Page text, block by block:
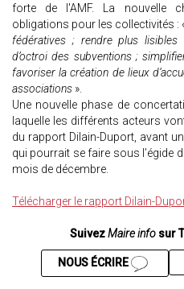
forte de l'AMF. La nouvelle
obligations pour les collectivités :
fédératives ; rendre plus
d’octroi des subventions ;
favoriser la création de lieux
associations ».
Une nouvelle phase de
laquelle les différents acteurs
du rapport Dilain-Duport, avant
qui pourrait se faire sous l’égide
mois de décembre.
Télécharger le rapport Dilain-
SuivezMaire info sur
NOUS ÉCRIRE